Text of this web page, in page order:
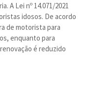
A Lei nº 14.071/2021
idosos. De acordo
de motorista para
enquanto para
é reduzido